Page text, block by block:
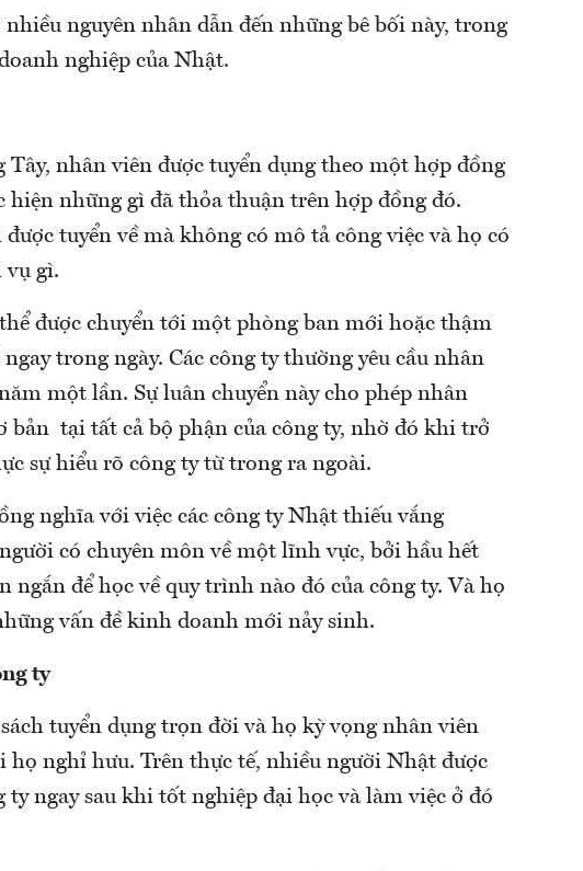
nguyên nhân dẫn đến những bê bối này, trong
nghiệp của Nhật.
Tây, nhân viên được tuyển dụng theo một hợp đồng
những gì đã thỏa thuận trên hợp đồng đó.
tuyển về mà không có mô tả công việc và họ có
vụ gì.
được chuyển tới một phòng ban mới hoặc thậm
trong ngày. Các công ty thường yêu cầu nhân
một lần. Sự luân chuyển này cho phép nhân
bản tại tất cả bộ phận của công ty, nhờ đó khi trở
sự hiểu rõ công ty từ trong ra ngoài.
nghĩa với việc các công ty Nhật thiếu vắng
có chuyên môn về một lĩnh vực, bởi hầu hết
ngắn để học về quy trình nào đó của công ty. Và họ
vấn đề kinh doanh mới nảy sinh.
ty
tuyển dụng trọn đời và họ kỳ vọng nhân viên
họ nghỉ hưu. Trên thực tế, nhiều người Nhật được
ty ngay sau khi tốt nghiệp đại học và làm việc ở đó